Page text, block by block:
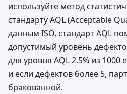
используйте метод
стандарту AQL (Acceptable
данным ISO, стандарт AQL
допустимый уровень
для уровня AQL 2.5% из
и если дефектов более 5,
бракованной.